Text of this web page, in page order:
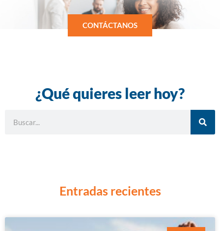
CONTÁCTANOS
¿Qué quieres leer hoy?
Entradas recientes